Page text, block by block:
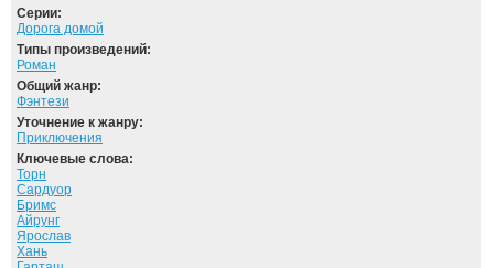
Серии:
Дорога домой
Типы произведений:
Роман
Общий жанр:
Фэнтези
Уточнение к жанру:
Приключения
Ключевые слова:
Торн
Сардуор
Бримс
Айрунг
Ярослав
Хань